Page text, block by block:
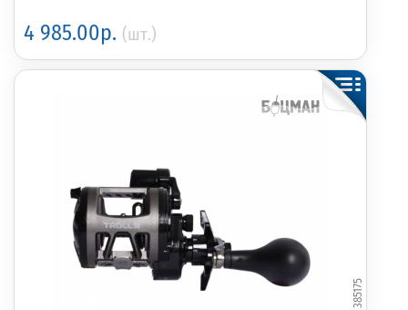
4 985.00р. (шт.)
385175